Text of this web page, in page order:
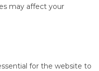
may affect your
for the website to